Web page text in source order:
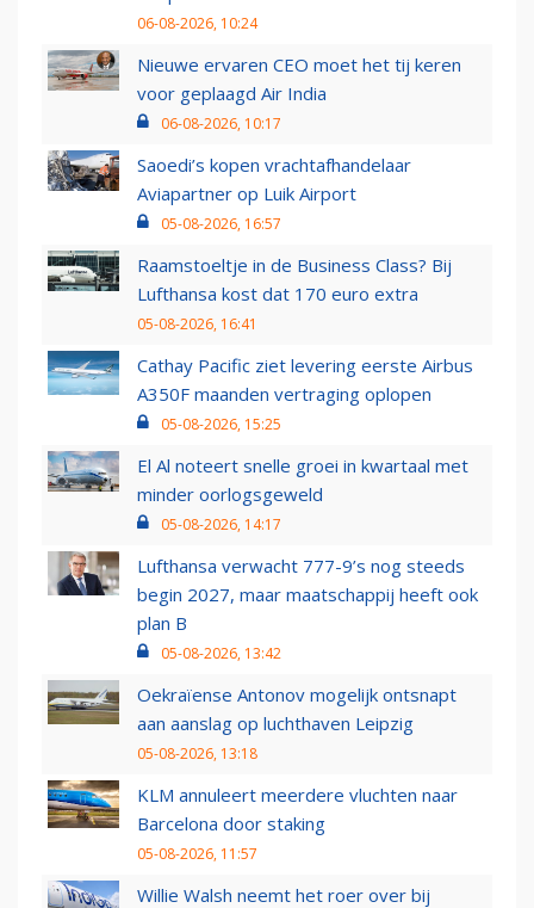
06-08-2026, 10:24
Nieuwe ervaren CEO moet het tij keren
voor geplaagd Air India
06-08-2026, 10:17
Saoedi’s kopen vrachtafhandelaar
Aviapartner op Luik Airport
05-08-2026, 16:57
Raamstoeltje in de Business Class? Bij
Lufthansa kost dat 170 euro extra
05-08-2026, 16:41
Cathay Pacific ziet levering eerste Airbus
A350F maanden vertraging oplopen
05-08-2026, 15:25
El Al noteert snelle groei in kwartaal met
minder oorlogsgeweld
05-08-2026, 14:17
Lufthansa verwacht 777-9’s nog steeds
begin 2027, maar maatschappij heeft ook
plan B
05-08-2026, 13:42
Oekraïense Antonov mogelijk ontsnapt
aan aanslag op luchthaven Leipzig
05-08-2026, 13:18
KLM annuleert meerdere vluchten naar
Barcelona door staking
05-08-2026, 11:57
Willie Walsh neemt het roer over bij